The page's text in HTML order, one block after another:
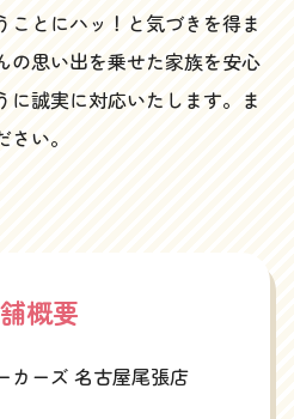
ことにハッ！と気づきを得ま
の思い出を乗せた家族を安心
に誠実に対応いたします。ま
い。
概要
カーズ 名古屋尾張店